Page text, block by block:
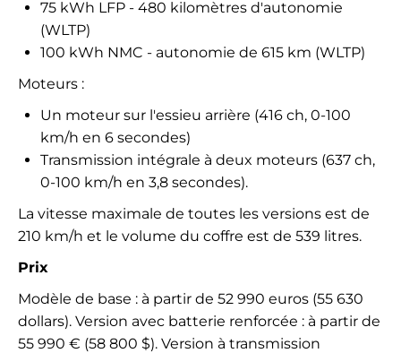
75 kWh LFP - 480 kilomètres d'autonomie
(WLTP)
100 kWh NMC - autonomie de 615 km (WLTP)
Moteurs :
Un moteur sur l'essieu arrière (416 ch, 0-100
km/h en 6 secondes)
Transmission intégrale à deux moteurs (637 ch,
0-100 km/h en 3,8 secondes).
La vitesse maximale de toutes les versions est de
210 km/h et le volume du coffre est de 539 litres.
Prix
Modèle de base : à partir de 52 990 euros (55 630
dollars). Version avec batterie renforcée : à partir de
55 990 € (58 800 $). Version à transmission